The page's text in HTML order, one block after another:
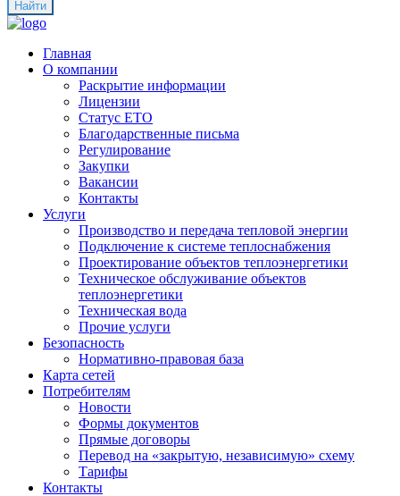
Найти
Главная
О компании
Раскрытие информации
Лицензии
Статус ЕТО
Благодарственные письма
Регулирование
Закупки
Вакансии
Контакты
Услуги
Производство и передача тепловой энергии
Подключение к системе теплоснабжения
Проектирование объектов теплоэнергетики
Техническое обслуживание объектов
теплоэнергетики
Техническая вода
Прочие услуги
Безопасность
Нормативно-правовая база
Карта сетей
Потребителям
Новости
Формы документов
Прямые договоры
Перевод на «закрытую, независимую» схему
Тарифы
Контакты